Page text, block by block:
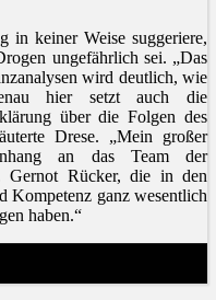
in keiner Weise suggeriere,
ungefährlich sei. „Das
wird deutlich, wie
hier setzt auch die
über die Folgen des
Drese. „Mein großer
an das Team der
Gernot Rücker, die in den
Kompetenz ganz wesentlich
haben.“